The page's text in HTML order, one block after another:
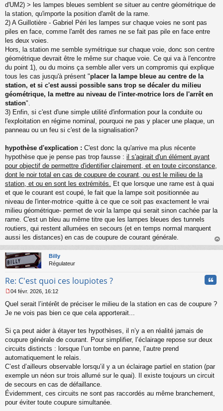
o
u
d'UM2) > les lampes bleues semblent se situer au centre géométrique de
la station, qu'importe la position d'arrêt de la rame.
2) A Guillotière - Gabriel Péri les lampes sur chaque voies ne sont pas
piles en face, comme l'arrêt des rames ne se fait pas pile en face entre
les deux voies.
Hors, la station me semble symétrique sur chaque voie, donc son centre
géométrique devrait être le même sur chaque voie. Ce qui va à l'encontre
du point 1), ou du moins ça semble aller vers un compromis qui explique
tous les cas jusqu'à présent "placer la lampe bleue au centre de la
station, et si c'est aussi possible sans trop se décaler du milieu
géométrique, la mettre au niveau de l'inter-motrice lors de l'arrêt en
station".
3) Enfin, si c'est d'une simple utilité d'information pour la conduite ou
l'exploitation en régime nominal, pourquoi ne pas y placer une plaque, un
panneau ou un feu si c'est de la signalisation?
hypothèse d'explication : C'est donc la qu'arrive ma plus récente
hypothèse que je pense pas trop fausse : il s'agirait d'un élément ayant
pour objectif de permettre d'identifier clairement, et en toute circonstance,
dont le noir total en cas de coupure de courant, ou est le milieu de la
station, et ou en sont les extrémités.
Et que lorsque une rame est à quai
et que le courant est coupé, le fait que la lampe soit positionnée au
niveau de l'inter-motrice -quitte à ce que ce soit pas exactement le vrai
milieu géométrique- permet de voir la lampe qui serait sinon cachée par la
rame. C'est un bleu au même titre que les lampes bleues des tunnels
routiers, qui restent allumées en secours (et en temps normal marquent
aussi les distances) en cas de coupure de courant générale.
au
Billy
Régulateur
Re: C'est quoi ces loupiotes ?
e
s
e
n
o
u
04 févr. 2026, 16:12
Quel serait l’intérêt de préciser le milieu de la station en cas de coupure ?
Je ne vois pas bien ce que cela apporterait...
Si ça peut aider à étayer tes hypothèses, il n’y a en réalité jamais de
coupure générale de courant. Pour simplifier, l’éclairage repose sur deux
circuits distincts : lorsque l’un tombe en panne, l’autre prend
automatiquement le relais.
C’est d’ailleurs observable lorsqu’il y a un éclairage partiel en station (par
exemple un néon sur trois allumé sur le quai). Il existe toujours un circuit
de secours en cas de défaillance.
Évidemment, ces circuits ne sont pas raccordés au même branchement,
pour éviter toute coupure simultanée.